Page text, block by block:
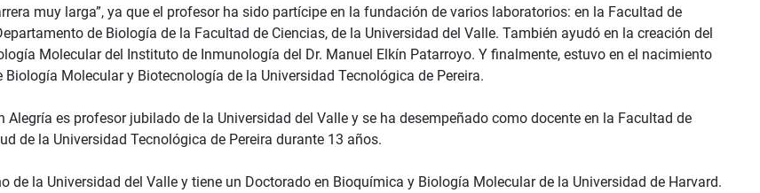
muy larga”, ya que el profesor ha sido partícipe en la fundación de varios laboratorios: en la Facultad de
de Biología de la Facultad de Ciencias, de la Universidad del Valle. También ayudó en la creación del
Molecular del Instituto de Inmunología del Dr. Manuel Elkín Patarroyo. Y finalmente, estuvo en el nacimiento
Biología Molecular y Biotecnología de la Universidad Tecnológica de Pereira.
Alegría es profesor jubilado de la Universidad del Valle y se ha desempeñado como docente en la Facultad de
de la Universidad Tecnológica de Pereira durante 13 años.
de la Universidad del Valle y tiene un Doctorado en Bioquímica y Biología Molecular de la Universidad de Harvard.